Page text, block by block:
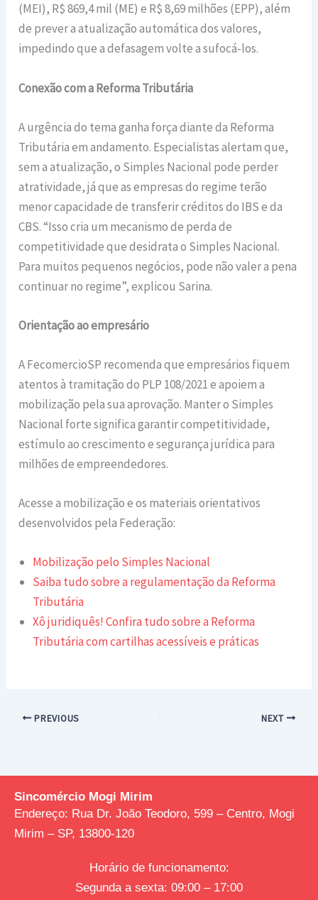
(MEI), R$ 869,4 mil (ME) e R$ 8,69 milhões (EPP), além
de prever a atualização automática dos valores,
impedindo que a defasagem volte a sufocá-los.
Conexão com a Reforma Tributária
A urgência do tema ganha força diante da Reforma
Tributária em andamento. Especialistas alertam que,
sem a atualização, o Simples Nacional pode perder
atratividade, já que as empresas do regime terão
menor capacidade de transferir créditos do IBS e da
CBS. “Isso cria um mecanismo de perda de
competitividade que desidrata o Simples Nacional.
Para muitos pequenos negócios, pode não valer a pena
continuar no regime”, explicou Sarina.
Orientação ao empresário
A FecomercioSP recomenda que empresários fiquem
atentos à tramitação do PLP 108/2021 e apoiem a
mobilização pela sua aprovação. Manter o Simples
Nacional forte significa garantir competitividade,
estímulo ao crescimento e segurança jurídica para
milhões de empreendedores.
Acesse a mobilização e os materiais orientativos
desenvolvidos pela Federação:
Mobilização pelo Simples Nacional
Saiba tudo sobre a regulamentação da Reforma
Tributária
Xô juridiquês! Confira tudo sobre a Reforma
Tributária com cartilhas acessíveis e práticas
PREVIOUS NEXT
Sincomércio Mogi Mirim
Endereço: Rua Dr. João Teodoro, 599 – Centro, Mogi
Mirim – SP, 13800-120
Horário de funcionamento:
Segunda a sexta: 09:00 – 17:00